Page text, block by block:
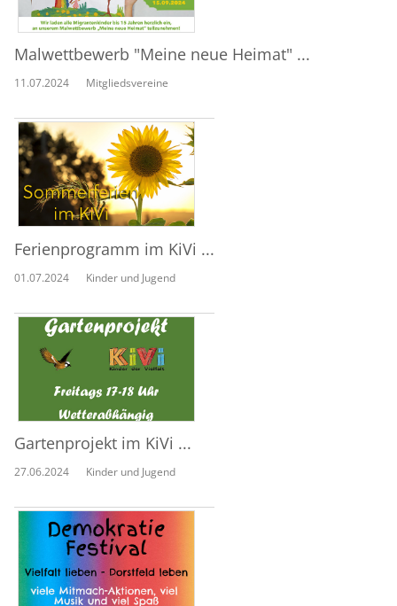
Malwettbewerb "Meine neue Heimat" ...
11.07.2024 Mitgliedsvereine
Ferienprogramm im KiVi ...
01.07.2024 Kinder und Jugend
Gartenprojekt im KiVi ...
27.06.2024 Kinder und Jugend